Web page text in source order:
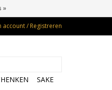
account / Registreren
SAKE
»